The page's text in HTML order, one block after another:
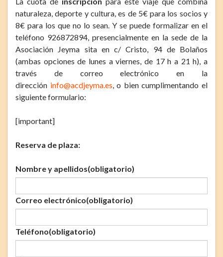
naturaleza, deporte y cultura, es de 5€ para los socios y
8€ para los que no lo sean. Y se puede formalizar en el
teléfono 926872894, presencialmente en la sede de la
Asociación Jeyma sita en c/ Cristo, 94 de Bolaños
(ambas opciones de lunes a viernes, de 17 h a 21 h), a
través de correo electrónico en la
dirección info@acdjeyma.es, o bien cumplimentando el
siguiente formulario:
[important]
Reserva de plaza:
Nombre y apellidos(obligatorio)
Correo electrónico(obligatorio)
Teléfono(obligatorio)